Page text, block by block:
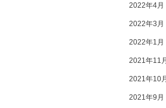
2022年4月
2022年3月
2022年1月
2021年11
2021年10
2021年9月